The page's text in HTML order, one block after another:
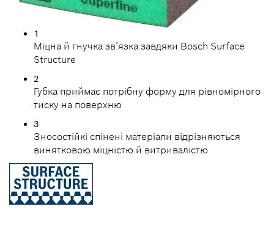
1
Міцна й гнучка зв’язка завдяки Bosch Surface
Structure
2
Губка приймає потрібну форму для рівномірного
тиску на поверхню
3
Зносостійкі спінені матеріали відрізняються
винятковою міцністю й витривалістю